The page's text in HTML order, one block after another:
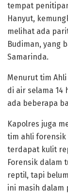
tempat
Hanyut,
melihat ada
Budiman, yang
Samarinda.
Menurut tim
di air selama 14
ada beberapa
Kapolres juga
tim ahli forensik
terdapat kulit
Forensik dalam
reptil, tapi
ini masih dalam